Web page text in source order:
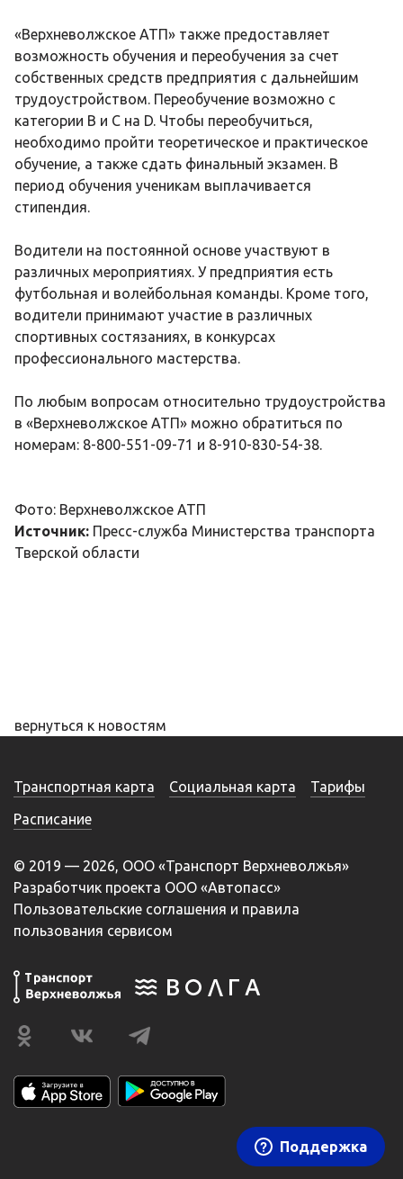
«Верхневолжское АТП» также предоставляет
возможность обучения и переобучения за счет
собственных средств предприятия с дальнейшим
трудоустройством. Переобучение возможно с
категории B и C на D. Чтобы переобучиться,
необходимо пройти теоретическое и практическое
обучение, а также сдать финальный экзамен. В
период обучения ученикам выплачивается
стипендия.
Водители на постоянной основе участвуют в
различных мероприятиях. У предприятия есть
футбольная и волейбольная команды. Кроме того,
водители принимают участие в различных
спортивных состязаниях, в конкурсах
профессионального мастерства.
По любым вопросам относительно трудоустройства
в «Верхневолжское АТП» можно обратиться по
номерам: 8-800-551-09-71 и 8-910-830-54-38.
Фото: Верхневолжское АТП
Источник: Пресс-служба Министерства транспорта
Тверской области
вернуться к новостям
Поддержка
Транспортная карта Социальная карта
Тарифы
Расписание
© 2019 — 2026, ООО «Транспорт Верхневолжья»
Разработчик проекта ООО «Автопасс»
Пользовательские соглашения и правила
пользования сервисом